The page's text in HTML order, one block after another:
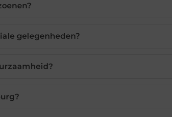
gelegenheden?